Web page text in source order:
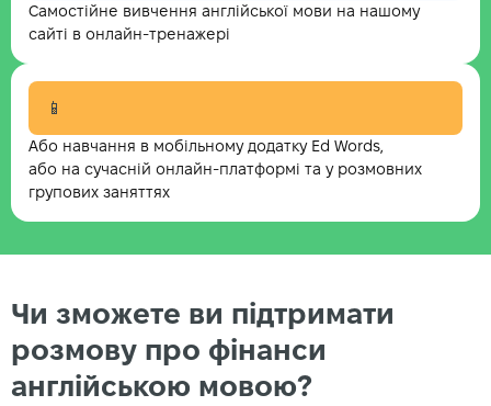
Самостійне вивчення англійської мови на нашому
сайті в онлайн-тренажері
📱
Або навчання в мобільному додатку Ed Words,
або на сучасній онлайн-платформі та у розмовних
групових заняттях
Чи зможете ви підтримати
розмову про фінанси
англійською мовою?